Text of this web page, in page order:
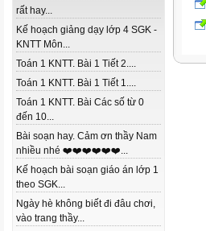
rất hay...
Kế hoạch giảng dạy lớp 4 SGK -
KNTT Môn...
Toán 1 KNTT. Bài 1 Tiết 2....
Toán 1 KNTT. Bài 1 Tiết 1....
Toán 1 KNTT. Bài Các số từ 0
đến 10...
Bài soạn hay. Cảm ơn thầy Nam
nhiều nhé ❤️❤️❤️❤️❤️❤️...
Kế hoạch bài soạn giáo án lớp 1
theo SGK...
Ngày hè không biết đi đâu chơi,
vào trang thầy...